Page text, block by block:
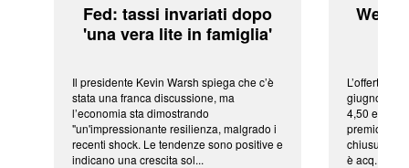
Fed: tassi invariati dopo
'una vera lite in famiglia'
Il presidente Kevin Warsh spiega che c’è
stata una franca discussione, ma
l’economia sta dimostrando
"un'impressionante resilienza, malgrado i
recenti shock. Le tendenze sono positive e
indicano una crescita sol...
L’offerta
giugno da
4,50 euro
premio di
chiusura
è acq...